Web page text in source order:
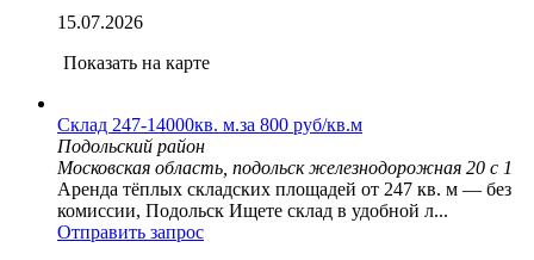
15.07.2026
Показать на карте
Склад 247-14000кв. м.за 800 руб/кв.м
Подольский район
Московская область, подольск железнодорожная 20 с 1
Аренда тёплых складских площадей от 247 кв. м — без
комиссии, Подольск Ищете склад в удобной л...
Отправить запрос